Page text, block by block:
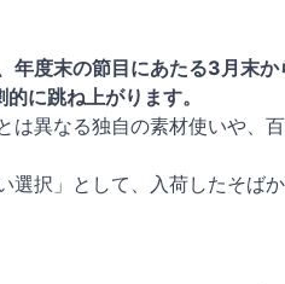
年度末の節目にあたる3月末
に跳ね上がります。
異なる独自の素材使いや、
択」として、入荷したそば